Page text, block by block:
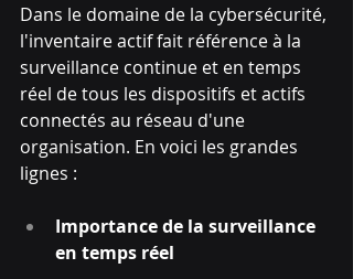
Dans le domaine de la cybersécurité,
l'inventaire actif fait référence à la
surveillance continue et en temps
réel de tous les dispositifs et actifs
connectés au réseau d'une
organisation. En voici les grandes
lignes :
Importance de la surveillance
en temps réel